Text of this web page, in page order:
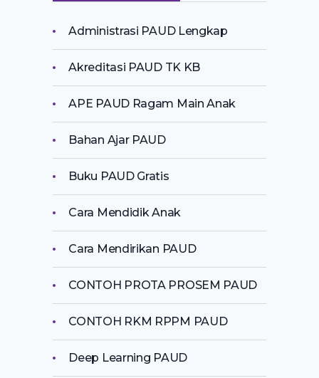
Administrasi PAUD Lengkap
Akreditasi PAUD TK KB
APE PAUD Ragam Main Anak
Bahan Ajar PAUD
Buku PAUD Gratis
Cara Mendidik Anak
Cara Mendirikan PAUD
CONTOH PROTA PROSEM PAUD
CONTOH RKM RPPM PAUD
Deep Learning PAUD